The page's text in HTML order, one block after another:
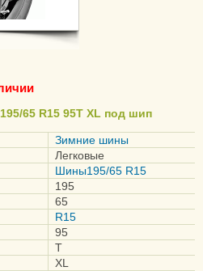
65 R15 95T XL под шип
Зимние шины
Легковые
Шины195/65 R15
195
65
R15
95
T
XL